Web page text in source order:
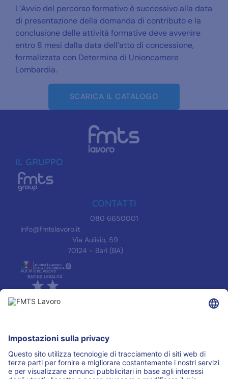
L’Avvio del percorso formativo è successivo alla data
di presentazione della domanda di contributo e la
conclusione delle attività formative deve avvenire
entro 8 mesi dalla data dell’atto di concessione,
formalizzata con Determina di Unioncamere
Lombardia.
SCARICA IL CATALOGO
IL GRUPPO
CONTATTI
080 6650001
info@fmtslavoro.it
Via Aulisio, 59
70124 - Bari (BA)
Accreditamenti
ASSOCIAZIONI